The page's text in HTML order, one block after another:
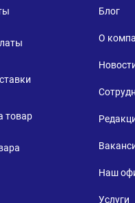
товар
Блог
О
Наш
Услуги